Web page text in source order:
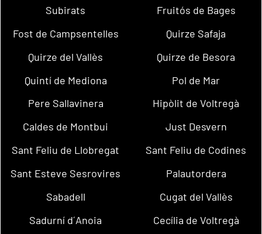
Subirats
Fruitós de Bages
Fost de Campsentelles
Quirze Safaja
Quirze del Vallès
Quirze de Besora
Quintí de Mediona
Pol de Mar
Pere Sallavinera
Hipòlit de Voltregà
Caldes de Montbui
Just Desvern
Sant Feliu de Llobregat
Sant Feliu de Codines
Sant Esteve Sesrovires
Palautordera
Sabadell
Cugat del Vallès
Sadurní d´Anoia
Cecília de Voltregà